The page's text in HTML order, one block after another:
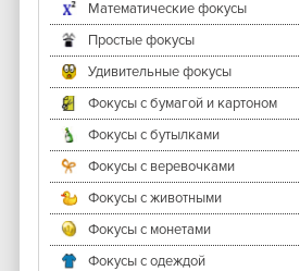
Математические фокусы
Простые фокусы
Удивительные фокусы
Фокусы с бумагой и картоном
Фокусы с бутылками
Фокусы с веревочками
Фокусы с животными
Фокусы с монетами
Фокусы с одеждой